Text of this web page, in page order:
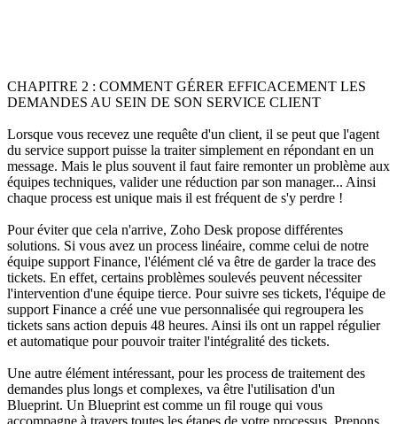
CHAPITRE 2 : COMMENT GÉRER EFFICACEMENT LES
DEMANDES AU SEIN DE SON SERVICE CLIENT
Lorsque vous recevez une requête d'un client, il se peut que l'agent
du service support puisse la traiter simplement en répondant en un
message. Mais le plus souvent il faut faire remonter un problème aux
équipes techniques, valider une réduction par son manager... Ainsi
chaque process est unique mais il est fréquent de s'y perdre !
Pour éviter que cela n'arrive, Zoho Desk propose différentes
solutions. Si vous avez un process linéaire, comme celui de notre
équipe support Finance, l'élément clé va être de garder la trace des
tickets. En effet, certains problèmes soulevés peuvent nécessiter
l'intervention d'une équipe tierce. Pour suivre ses tickets, l'équipe de
support Finance a créé une vue personnalisée qui regroupera les
tickets sans action depuis 48 heures. Ainsi ils ont un rappel régulier
et automatique pour pouvoir traiter l'intégralité des tickets.
Une autre élément intéressant, pour les process de traitement des
demandes plus longs et complexes, va être l'utilisation d'un
Blueprint. Un Blueprint est comme un fil rouge qui vous
accompagne à travers toutes les étapes de votre processus. Prenons